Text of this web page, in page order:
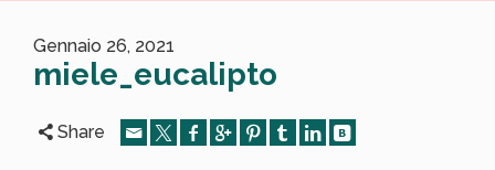
Gennaio 26, 2021
miele_eucalipto
Share